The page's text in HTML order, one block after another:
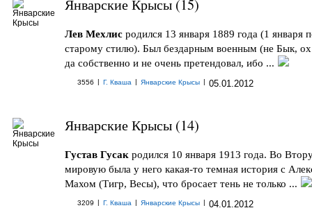
Январские Крысы (15)
Лев Мехлис родился 13 января 1889 года (1 января
старому стилю). Был бездарным военным (не Бык,
да собственно и не очень претендовал, ибо ...
3556 | Г. Кваша | Январские Крысы | 05.01.2012
Январские Крысы (14)
Густав Гусак родился 10 января 1913 года. Во
мировую была у него какая-то темная история с
Махом (Тигр, Весы), что бросает тень не только ...
3209 | Г. Кваша | Январские Крысы | 04.01.2012